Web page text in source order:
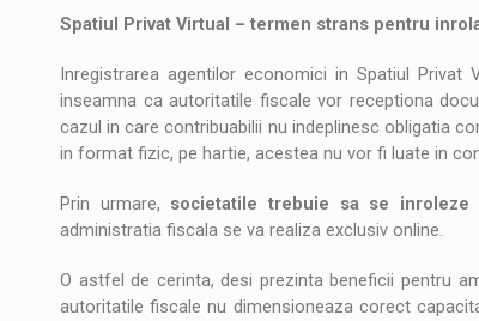
Spatiul Privat Virtual – termen strans pentru
Inregistrarea agentilor economici in Spatiul Privat
inseamna ca autoritatile fiscale vor receptiona
cazul in care contribuabilii nu indeplinesc obligatia
in format fizic, pe hartie, acestea nu vor fi luate in
Prin urmare, societatile trebuie sa se
administratia fiscala se va realiza exclusiv online.
O astfel de cerinta, desi prezinta beneficii pentru
autoritatile fiscale nu dimensioneaza corect